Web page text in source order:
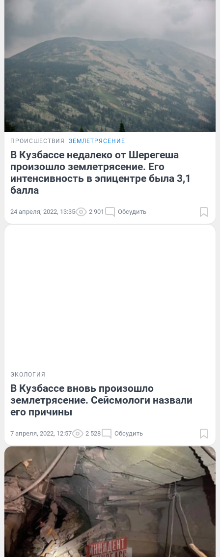
ПРОИСШЕСТВИЯ ЗЕМЛЕТРЯСЕНИЕ
В Кузбассе недалеко от Шерегеша
произошло землетрясение. Его
интенсивность в эпицентре была 3,1
балла
24 апреля, 2022, 13:35 2 901 Обсудить
ЭКОЛОГИЯ
В Кузбассе вновь произошло
землетрясение. Сейсмологи назвали
его причины
7 апреля, 2022, 12:57 2 528 Обсудить